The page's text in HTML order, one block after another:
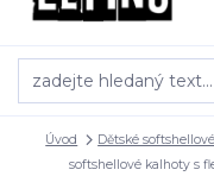
Úvod Dětské
softshellové kalhoty s